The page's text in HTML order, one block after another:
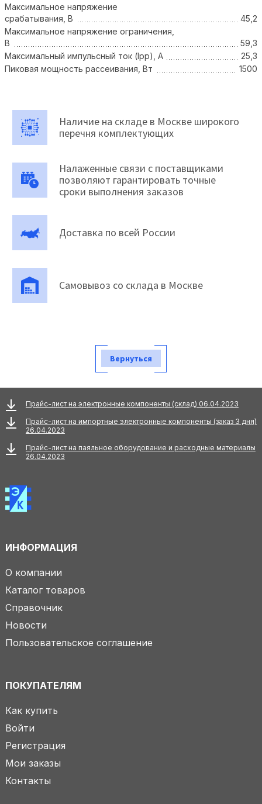
Максимальное напряжение
срабатывания, В
45,2
Максимальное напряжение ограничения,
В
59,3
Максимальный импульсный ток (Ipp), А
25,3
Пиковая мощность рассеивания, Вт
1500
Наличие на складе в Москве широкого
перечня комплектующих
Налаженные связи с поставщиками
позволяют гарантировать точные
сроки выполнения заказов
Доставка по всей России
Самовывоз со склада в Москве
Вернуться
Прайс-лист на электронные компоненты (склад) 06.04.2023
Прайс-лист на импортные электронные компоненты (заказ 3 дня)
26.04.2023
Прайс-лист на паяльное оборудование и расходные материалы
26.04.2023
ИНФОРМАЦИЯ
О компании
Каталог товаров
Справочник
Новости
Пользовательское соглашение
ПОКУПАТЕЛЯМ
Как купить
Войти
Регистрация
Мои заказы
Контакты